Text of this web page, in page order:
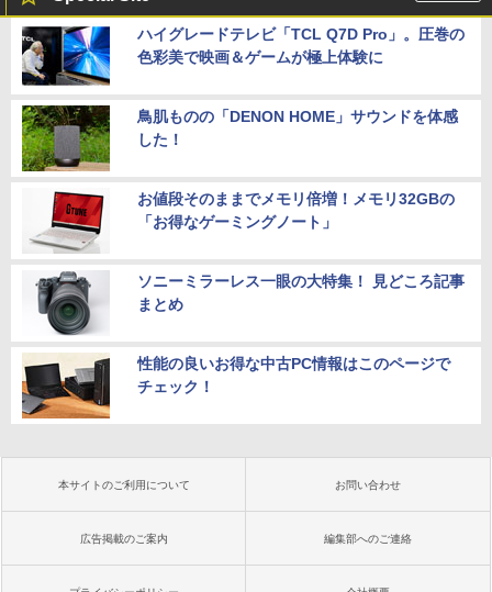
ハイグレードテレビ「TCL Q7D Pro」。圧巻の
色彩美で映画＆ゲームが極上体験に
鳥肌ものの「DENON HOME」サウンドを体感
した！
お値段そのままでメモリ倍増！メモリ32GBの
「お得なゲーミングノート」
ソニーミラーレス一眼の大特集！ 見どころ記事
まとめ
性能の良いお得な中古PC情報はこのページで
チェック！
本サイトのご利用について お問い合わせ
広告掲載のご案内 編集部へのご連絡